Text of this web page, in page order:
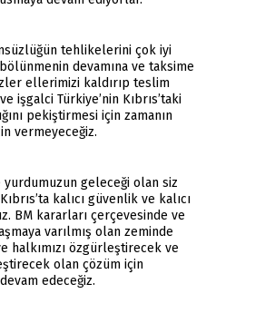
tehlikelerini çok iyi
devamına ve taksime
ellerimizi kaldırıp teslim
işgalci Türkiye’nin Kıbrıs’taki
pekiştirmesi için zamanın
vermeyeceğiz.
geleceği olan siz
kalıcı güvenlik ve kalıcı
BM kararları çerçevesinde ve
varılmış olan zeminde
halkımızı özgürleştirecek ve
olan çözüm için
edeceğiz.